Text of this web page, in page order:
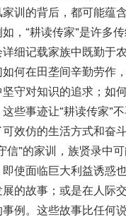
训的背后，都可能蕴
， “耕读传家”是许多
细记载家族中既勤于
何在田垄间辛勤劳作
守对知识的追求；如
些事迹让“耕读传家”
效仿的生活方式和奋斗
信”的家训，族贤录中
使面临巨大利益诱惑
的故事；或是在人际
例。这些故事比任何